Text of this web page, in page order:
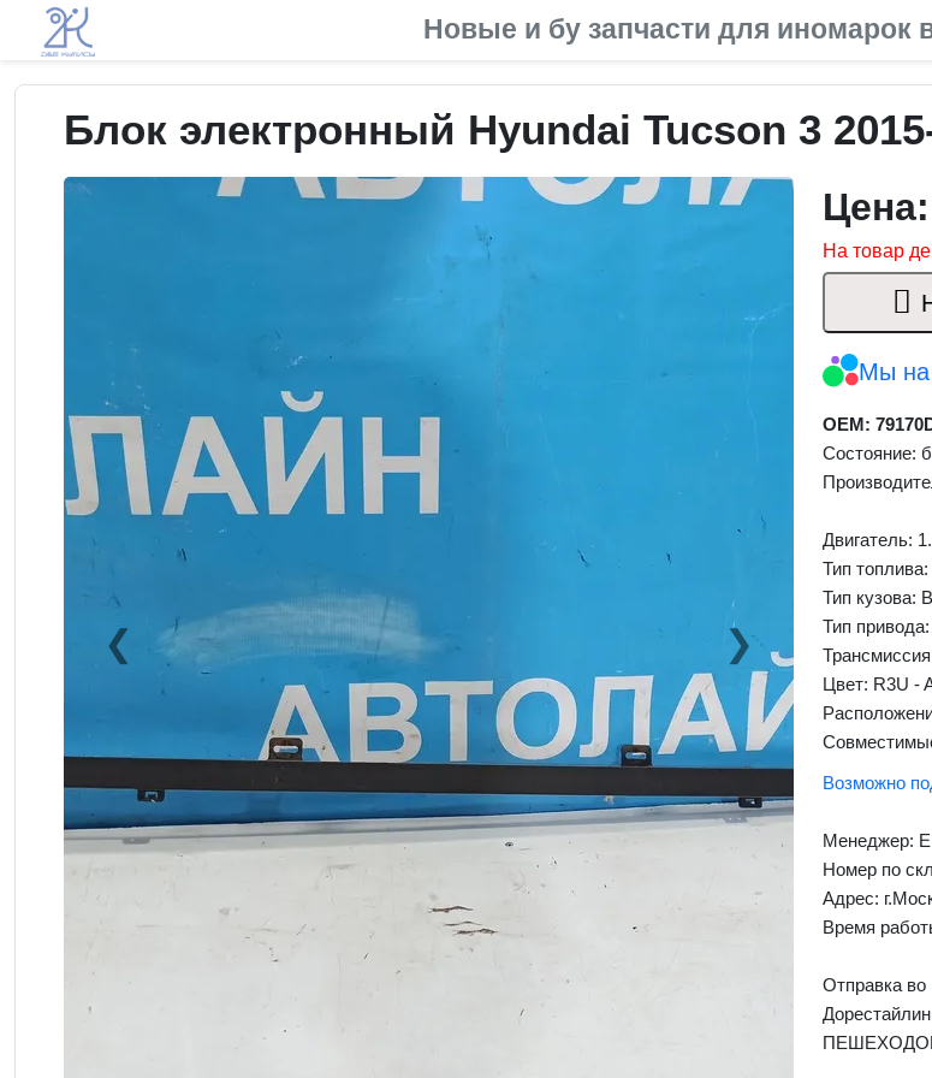
Новые и бу запчасти для иномарок
Блок электронный Hyundai Tucson 3
❮Previous ❯
Next
Цена:
На товар
Мы на
OEM:
Состояние:
Двигатель:
Тип
Тип кузова:
Тип
Цвет: R3U -
Возможно
Менеджер:
Номер по
Адрес:
Время
Отправка во